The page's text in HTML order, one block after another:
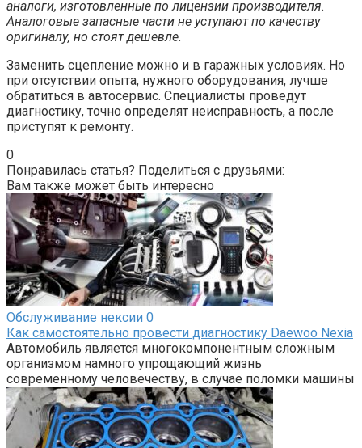
аналоги, изготовленные по лицензии производителя.
Аналоговые запасные части не уступают по качеству
оригиналу, но стоят дешевле.
Заменить сцепление можно и в гаражных условиях. Но
при отсутствии опыта, нужного оборудования, лучше
обратиться в автосервис. Специалисты проведут
диагностику, точно определят неисправность, а после
приступят к ремонту.
0
Понравилась статья? Поделиться с друзьями:
Вам также может быть интересно
Обслуживание нексии 0
Как самостоятельно провести диагностику Daewoo Nexia
Автомобиль является многокомпонентным сложным
организмом намного упрощающий жизнь
современному человечеству, в случае поломки машины